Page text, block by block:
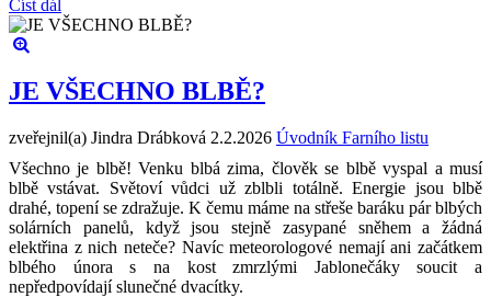
Číst dál
JE VŠECHNO BLBĚ?
zveřejnil(a) Jindra Drábková 2.2.2026 Úvodník Farního listu
Všechno je blbě! Venku blbá zima, člověk se blbě vyspal a musí
blbě vstávat. Světoví vůdci už zblbli totálně. Energie jsou blbě
drahé, topení se zdražuje. K čemu máme na střeše baráku pár blbých
solárních panelů, když jsou stejně zasypané sněhem a žádná
elektřina z nich neteče? Navíc meteorologové nemají ani začátkem
blbého února s na kost zmrzlými Jablonečáky soucit a
nepředpovídají slunečné dvacítky.